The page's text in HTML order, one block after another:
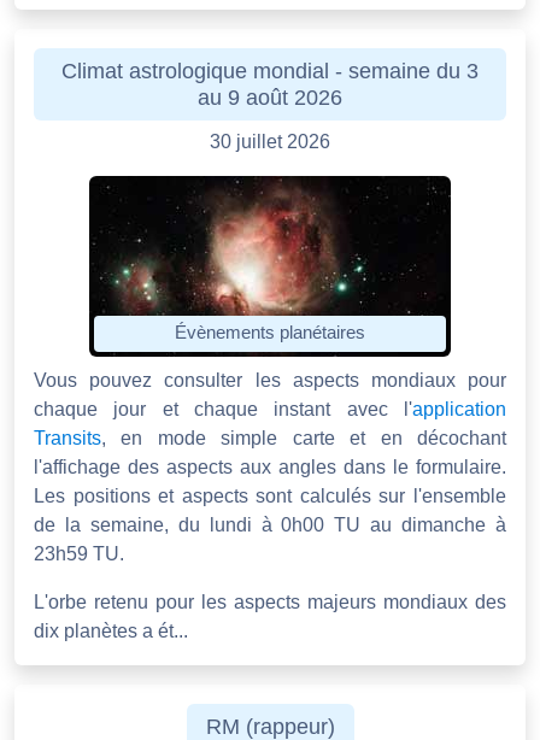
Climat astrologique mondial - semaine du 3
au 9 août 2026
30 juillet 2026
Évènements planétaires
Vous pouvez consulter les aspects mondiaux pour
chaque jour et chaque instant avec l'application
Transits, en mode simple carte et en décochant
l'affichage des aspects aux angles dans le formulaire.
Les positions et aspects sont calculés sur l'ensemble
de la semaine, du lundi à 0h00 TU au dimanche à
23h59 TU.
L'orbe retenu pour les aspects majeurs mondiaux des
dix planètes a ét...
RM (rappeur)